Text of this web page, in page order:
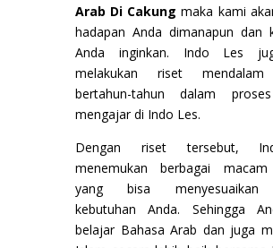
Arab Di Cakungmaka kami
hadapan Anda dimanapun dan
Anda inginkan. Indo Les
melakukan riset mendalam
bertahun-tahun dalam
mengajar di Indo Les.
Dengan riset tersebut,
menemukan berbagai
yang bisa menyesuaikan
kebutuhan Anda. Sehingga
belajar Bahasa Arab dan juga